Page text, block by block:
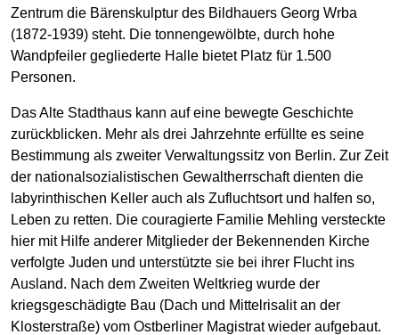
Zentrum die Bärenskulptur des Bildhauers Georg Wrba
(1872-1939) steht. Die tonnengewölbte, durch hohe
Wandpfeiler gegliederte Halle bietet Platz für 1.500
Personen.
Das Alte Stadthaus kann auf eine bewegte Geschichte
zurückblicken. Mehr als drei Jahrzehnte erfüllte es seine
Bestimmung als zweiter Verwaltungssitz von Berlin. Zur Zeit
der nationalsozialistischen Gewaltherrschaft dienten die
labyrinthischen Keller auch als Zufluchtsort und halfen so,
Leben zu retten. Die couragierte Familie Mehling versteckte
hier mit Hilfe anderer Mitglieder der Bekennenden Kirche
verfolgte Juden und unterstützte sie bei ihrer Flucht ins
Ausland. Nach dem Zweiten Weltkrieg wurde der
kriegsgeschädigte Bau (Dach und Mittelrisalit an der
Klosterstraße) vom Ostberliner Magistrat wieder aufgebaut.